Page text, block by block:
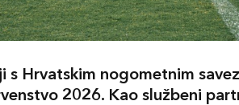
s Hrvatskim nogometnim
2026. Kao službeni